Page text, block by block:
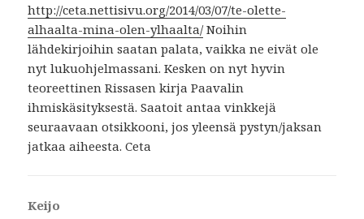
http://ceta.nettisivu.org/2014/03/07/te-olette-
alhaalta-mina-olen-ylhaalta/Noihin
lähdekirjoihin saatan palata, vaikka ne eivät ole
nyt lukuohjelmassani. Kesken on nyt hyvin
teoreettinen Rissasen kirja Paavalin
ihmiskäsityksestä. Saatoit antaa vinkkejä
seuraavaan otsikkooni, jos yleensä pystyn/jaksan
jatkaa aiheesta. Ceta
Keijo